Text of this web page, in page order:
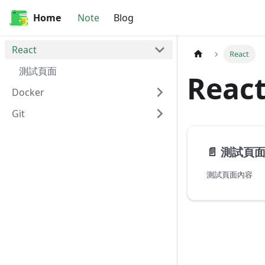
Home Note Blog
React
測試頁面
Docker
Git
React
📄️ 測試頁面
測試頁面內容